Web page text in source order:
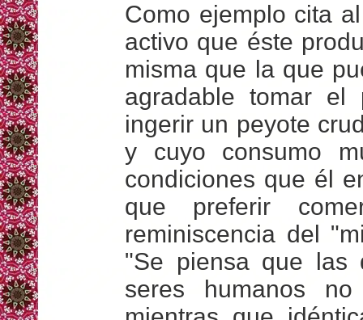
Como ejemplo cita
activo que éste
misma que la que
agradable tomar
ingerir un peyote
y cuyo consumo
condiciones que él
que preferir
reminiscencia del
"Se piensa que las
seres humanos